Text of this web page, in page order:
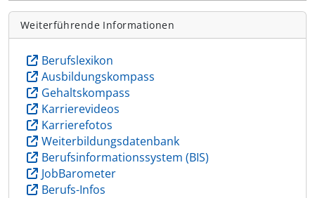
Weiterführende Informationen
Berufslexikon
Ausbildungskompass
Gehaltskompass
Karrierevideos
Karrierefotos
Weiterbildungsdatenbank
Berufsinformationssystem (BIS)
JobBarometer
Berufs-Infos